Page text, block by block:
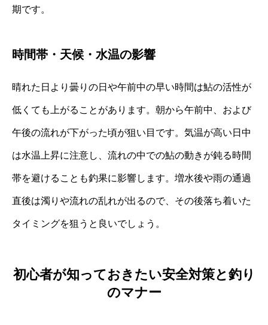
期です。
時間帯・天候・水温の影響
晴れた日より曇りの日や午前中の早い時間は鮎の活性が
低くても上がることがあります。朝から午前中、および
午後の流れが下がった頃が狙い目です。気温が高い日中
は水温上昇に注意し、流れの中での鮎の動きが鈍る時間
帯を避けることも釣果に影響します。増水後や雨の通過
直後は濁りや流れの乱れが出るので、その後落ち着いた
タイミングを狙うと良いでしょう。
初心者が知っておきたい安全対策と釣り
のマナー